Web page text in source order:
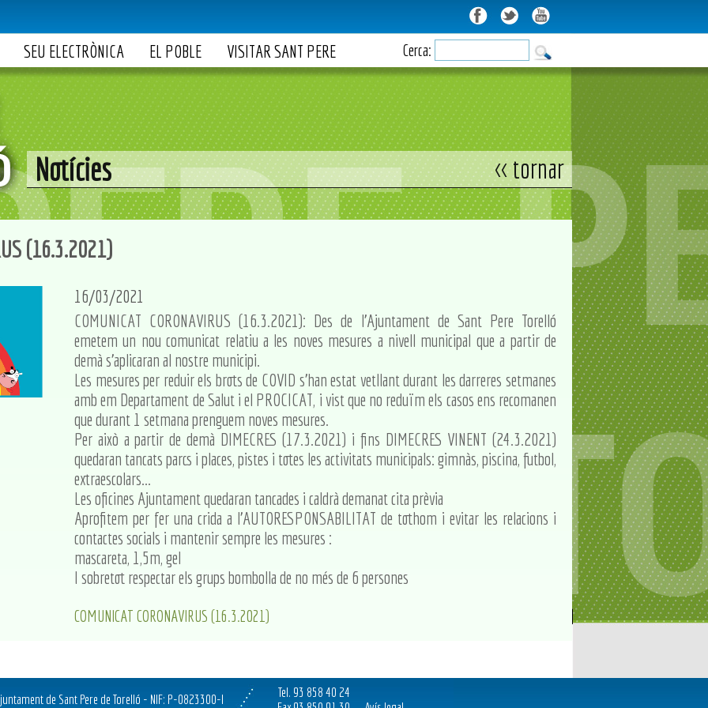
SEU ELECTRÒNICA EL POBLE VISITAR SANT PERE Cerca:
Notícies << tornar
(16.3.2021)
16/03/2021
COMUNICAT CORONAVIRUS (16.3.2021): Des de l’Ajuntament de Sant Pere Torelló
emetem un nou comunicat relatiu a les noves mesures a nivell municipal que a partir de
demà s’aplicaran al nostre municipi.
Les mesures per reduir els brots de COVID s’han estat vetllant durant les darreres setmanes
amb em Departament de Salut i el PROCICAT, i vist que no reduïm els casos ens recomanen
que durant 1 setmana prenguem noves mesures.
Per això a partir de demà DIMECRES (17.3.2021) i fins DIMECRES VINENT (24.3.2021)
quedaran tancats parcs i places, pistes i totes les activitats municipals: gimnàs, piscina, futbol,
extraescolars...
Les oficines Ajuntament quedaran tancades i caldrà demanat cita prèvia
Aprofitem per fer una crida a l’AUTORESPONSABILITAT de tothom i evitar les relacions i
contactes socials i mantenir sempre les mesures :
mascareta, 1,5m, gel
I sobretot respectar els grups bombolla de no més de 6 persones
COMUNICAT CORONAVIRUS (16.3.2021)
de Sant Pere de Torelló - NIF: P-0823300-I
Tel. 93 858 40 24